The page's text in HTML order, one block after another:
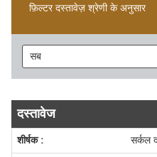
फ़िल्टर दस्तावेज़ श्रेणी के अनुसार
दस्तावेज
सर्कल